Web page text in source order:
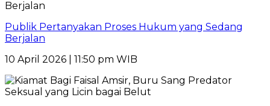
Publik Pertanyakan Proses Hukum yang Sedang
Berjalan
10 April 2026 | 11:50 pm WIB